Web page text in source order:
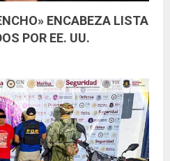
ENCABEZA LISTA
POR EE. UU.